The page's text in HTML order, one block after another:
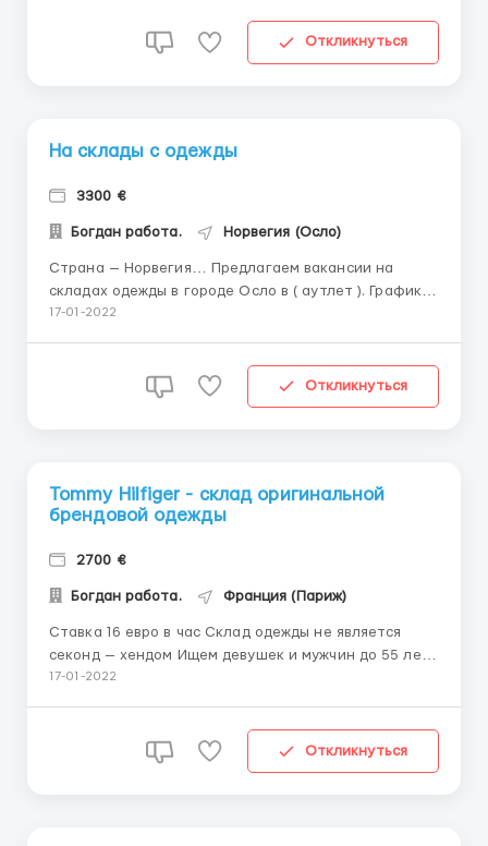
стикеровка готовой продукции; — Контроль ка...
Откликнуться
На склады с одежды
3300 €
Богдан работа. Норвегия (Осло)
Страна — Норвегия… Предлагаем вакансии на
складах одежды в городе Осло в ( аутлет ). График
работы: 8-10 часов в день, 5-6 дней в неделю.
возраст от 19 до 60 лет; – без...
17-01-2022
Откликнуться
Tommy Hilfiger - склад оригинальной
брендовой одежды
2700 €
Богдан работа. Франция (Париж)
Ставка 16 евро в час Склад одежды не является
секонд — хендом Ищем девушек и мужчин до 55 лет
Работа с такими брендами как: Levi´s, Tom Tailor,
Diesel, Jack &Jones, Ted ...
17-01-2022
Откликнуться